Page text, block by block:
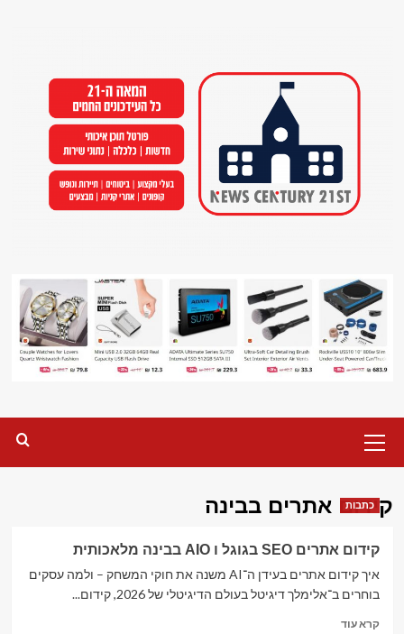
Menu
קידום אתרים בבינה
כתבות
קידום אתרים SEO בגוגל ו AIO בבינה מלאכותית
איך קידום אתרים בעידן ה־AI משנה את חוקי המשחק – ולמה עסקים
בוחרים ב־אלימלך דיגיטל בעולם הדיגיטלי של 2026, קידום...
קרא עודRead